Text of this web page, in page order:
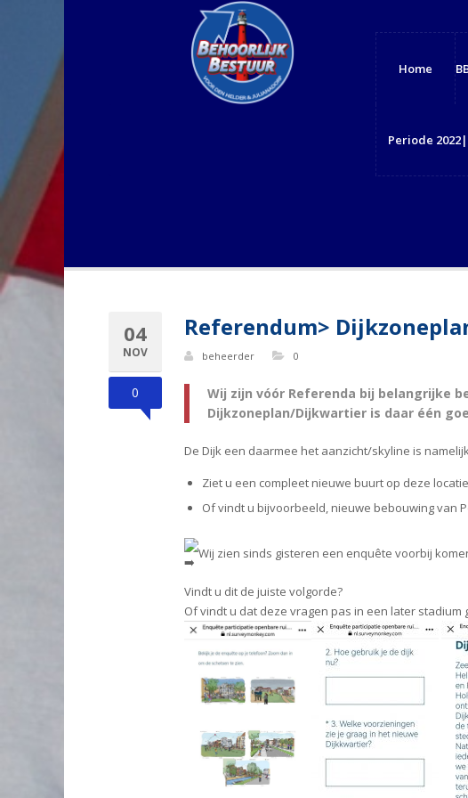
Home
Periode
04
NOV
0
Referendum>
beheerder 0
Wij zijn vóór Referenda bij belangrijke
Dijkzoneplan/Dijkwartier is daar één
De Dijk een daarmee het aanzicht/skyline is
Ziet u een compleet nieuwe buurt op deze
Of vindt u bijvoorbeeld, nieuwe bebouwing van
Wij zien sinds gisteren een enquête voorbij
Vindt u dit de juiste volgorde?
Of vindt u dat deze vragen pas in een later stadium